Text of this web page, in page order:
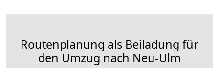
Routenplanung als Beiladung für
den Umzug nach Neu-Ulm